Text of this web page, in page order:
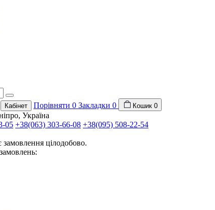
Кабінет Порівняти 0 Закладки 0 Кошик 0
Україна
05 +38(063) 303-66-08 +38(095) 508-22-54
цілодобово.